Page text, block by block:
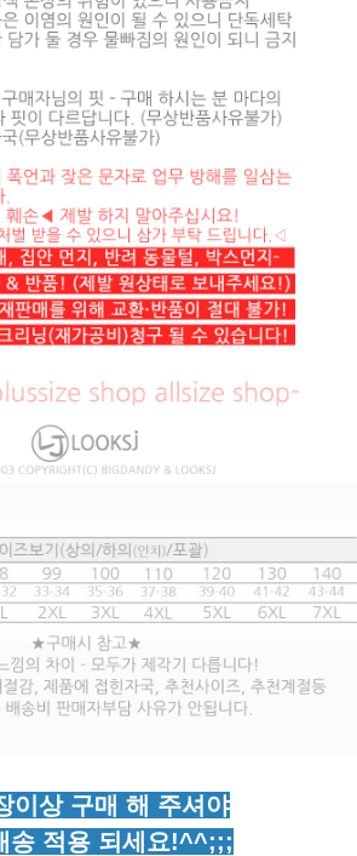
이상 구매 해 주셔야
송 적용 되세요!^^;;;